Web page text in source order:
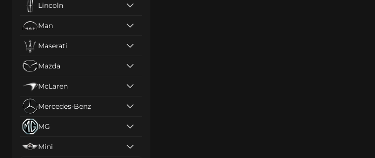
Lincoln
Man
Maserati
Mazda
McLaren
Mercedes-Benz
MG
Mini